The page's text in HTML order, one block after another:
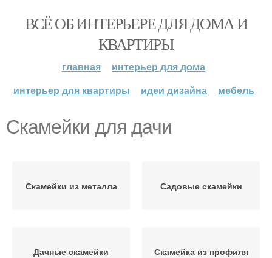
ВСЁ ОБ ИНТЕРЬЕРЕ ДЛЯ ДОМА И
КВАРТИРЫ
главная
интерьер для дома
интерьер для квартиры
идеи дизайна мебель
Скамейки для дачи
Скамейки из металла Садовые скамейки
Дачные скамейки Скамейка из профиля